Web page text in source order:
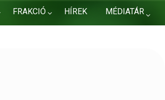
FRAKCIÓ HÍREK MÉDIATÁR